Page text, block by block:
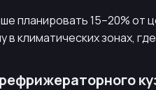
планировать 15–20% от
в климатических зонах,